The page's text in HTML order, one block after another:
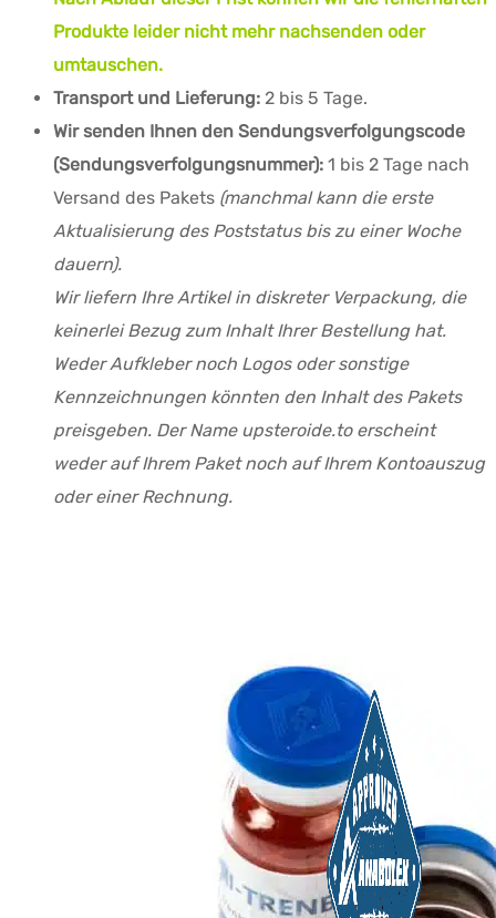
Produkte leider nicht mehr nachsenden oder
umtauschen.
Transport und Lieferung: 2 bis 5 Tage.
Wir senden Ihnen den Sendungsverfolgungscode
(Sendungsverfolgungsnummer): 1 bis 2 Tage nach
Versand des Pakets (manchmal kann die erste
Aktualisierung des Poststatus bis zu einer Woche
dauern).
Wir liefern Ihre Artikel in diskreter Verpackung, die
keinerlei Bezug zum Inhalt Ihrer Bestellung hat.
Weder Aufkleber noch Logos oder sonstige
Kennzeichnungen könnten den Inhalt des Pakets
preisgeben. Der Name upsteroide.to erscheint
weder auf Ihrem Paket noch auf Ihrem Kontoauszug
oder einer Rechnung.